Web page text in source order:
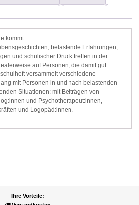
kommt
belastende Erfahrungen,
und schulischer Druck treffen in der
auf Personen, die damit gut
versammelt verschiedene
mit Personen in und nach belastenden
Situationen: mit Beiträgen von
und Psychotherapeut:innen,
und Logopäd:innen.
Ihre Vorteile: